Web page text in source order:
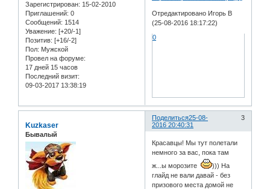
Зарегистрирован: 15-02-2010
Приглашений: 0
Сообщений: 1514
Уважение: [+20/-1]
Позитив: [+16/-2]
Пол: Мужской
Провел на форуме:
17 дней 15 часов
Последний визит:
09-03-2017 13:38:19
Отредактировано Игорь В
(25-08-2016 18:17:22)
0
Поделиться 3
25-08-
2016 20:40:31
Kuzkaser
Бывалый
Красавцы! Мы тут полетали
немного за вас, пока там
ж...ы морозите
))) На
глайд не вали давай - без
призового места домой не